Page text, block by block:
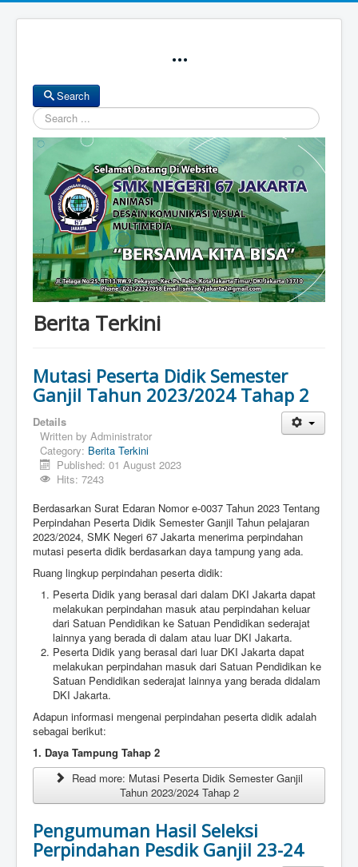
...
Search
Berita Terkini
Mutasi Peserta Didik Semester
Ganjil Tahun 2023/2024 Tahap 2
Details
Written by Administrator
Category: Berita Terkini
Published: 01 August 2023
Hits: 7243
Berdasarkan Surat Edaran Nomor e-0037 Tahun 2023 Tentang
Perpindahan Peserta Didik Semester Ganjil Tahun pelajaran
2023/2024, SMK Negeri 67 Jakarta menerima perpindahan
mutasi peserta didik berdasarkan daya tampung yang ada.
Ruang lingkup perpindahan peserta didik:
Peserta Didik yang berasal dari dalam DKI Jakarta dapat
melakukan perpindahan masuk atau perpindahan keluar
dari Satuan Pendidikan ke Satuan Pendidikan sederajat
lainnya yang berada di dalam atau luar DKI Jakarta.
Peserta Didik yang berasal dari luar DKI Jakarta dapat
melakukan perpindahan masuk dari Satuan Pendidikan ke
Satuan Pendidikan sederajat lainnya yang berada didalam
DKI Jakarta.
Adapun informasi mengenai perpindahan peserta didik adalah
sebagai berikut:
1. Daya Tampung Tahap 2
Read more: Mutasi Peserta Didik Semester Ganjil
Tahun 2023/2024 Tahap 2
Pengumuman Hasil Seleksi
Perpindahan Pesdik Ganjil 23-24